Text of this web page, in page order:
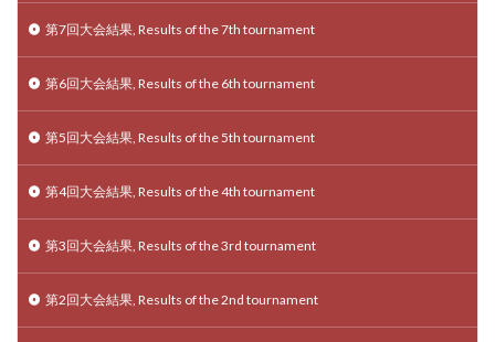
第7回大会結果, Results of the 7th tournament
第6回大会結果, Results of the 6th tournament
第5回大会結果, Results of the 5th tournament
第4回大会結果, Results of the 4th tournament
第3回大会結果, Results of the 3rd tournament
第2回大会結果, Results of the 2nd tournament